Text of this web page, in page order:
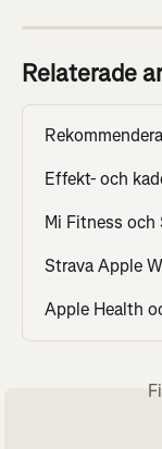
Relaterade
Effekt- och
Mi Fitness och
Strava Apple
Apple Health